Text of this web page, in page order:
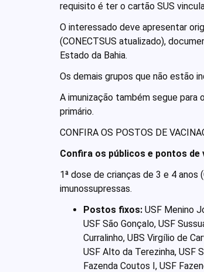
requisito é ter o cartão SUS
O interessado deve apresentar
(CONECTSUS atualizado),
Estado da Bahia.
Os demais grupos que não estão
A imunização também segue para
primário.
CONFIRA OS POSTOS DE
Confira os públicos e pontos de
1ª dose de crianças de 3 e 4
imunossupressas.
Postos fixos: USF Menino
USF São Gonçalo, USF
Curralinho, UBS Virgílio de
USF Alto da Terezinha, USF
Fazenda Coutos I, USF